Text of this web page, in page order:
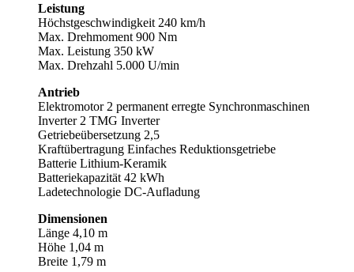
Leistung
Höchstgeschwindigkeit 240 km/h
Max. Drehmoment 900 Nm
Max. Leistung 350 kW
Max. Drehzahl 5.000 U/min
Antrieb
Elektromotor 2 permanent erregte Synchronmaschinen
Inverter 2 TMG Inverter
Getriebeübersetzung 2,5
Kraftübertragung Einfaches Reduktionsgetriebe
Batterie Lithium-Keramik
Batteriekapazität 42 kWh
Ladetechnologie DC-Aufladung
Dimensionen
Länge 4,10 m
Höhe 1,04 m
Breite 1,79 m